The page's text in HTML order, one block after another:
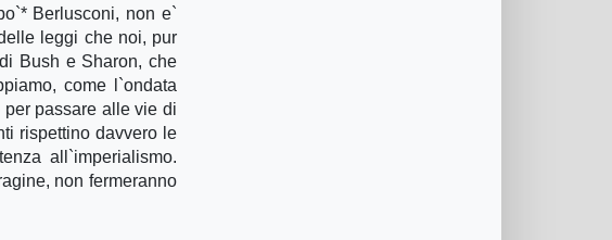
Berlusconi, non e`
leggi che noi, pur
Bush e Sharon, che
come l`ondata
passare alle vie di
rispettino davvero le
all`imperialismo.
non fermeranno